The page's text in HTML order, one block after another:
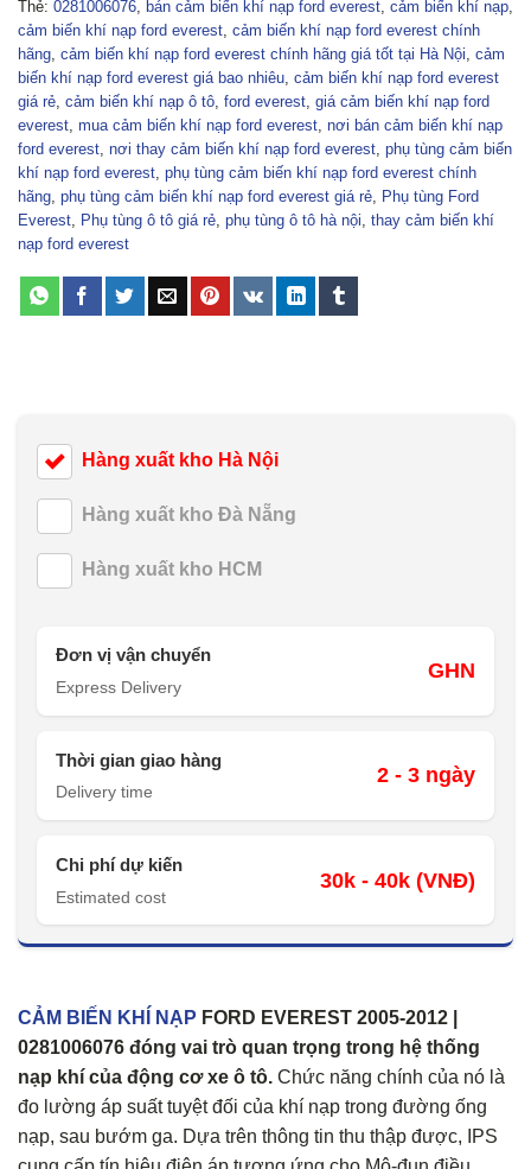
Thẻ: 0281006076 bán cảm biến khí nạp ford everest cảm biến khí nạp
cảm biến khí nạp ford everest cảm biến khí nạp ford everest chính
hãng cảm biến khí nạp ford everest chính hãng giá tốt tại Hà Nội cảm
biến khí nạp ford everest giá bao nhiêu cảm biến khí nạp ford everest
giá rẻ cảm biến khí nạp ô tô ford everest giá cảm biến khí nạp ford
everest mua cảm biến khí nạp ford everest nơi bán cảm biến khí nạp
ford everest nơi thay cảm biến khí nạp ford everest phụ tùng cảm biến
khí nạp ford everest phụ tùng cảm biến khí nạp ford everest chính
hãng phụ tùng cảm biến khí nạp ford everest giá rẻ Phụ tùng Ford
Everest Phụ tùng ô tô giá rẻ phụ tùng ô tô hà nội thay cảm biến khí
nạp ford everest
Hàng xuất kho Hà Nội
Hàng xuất kho Đà Nẵng
Hàng xuất kho HCM
Đơn vị vận chuyển
Express Delivery
GHN
Thời gian giao hàng
Delivery time
2 - 3 ngày
Chi phí dự kiến
Estimated cost
30k - 40k (VNĐ)
CẢM BIẾN KHÍ NẠP FORD EVEREST 2005-2012 |
0281006076 đóng vai trò quan trọng trong hệ thống
nạp khí của động cơ xe ô tô. Chức năng chính của nó là
đo lường áp suất tuyệt đối của khí nạp trong đường ống
nạp, sau bướm ga. Dựa trên thông tin thu thập được, IPS